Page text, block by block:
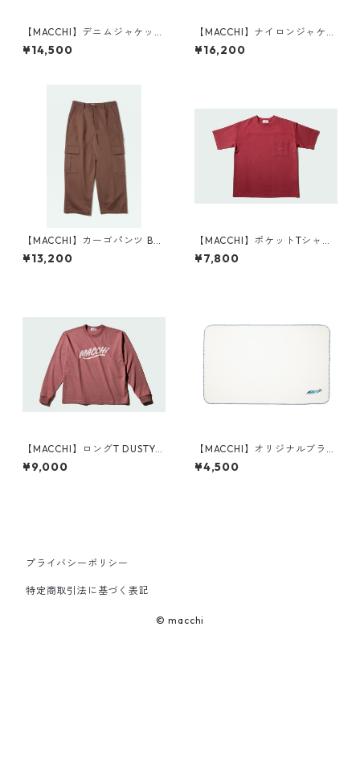
【MACCHI】デニムジャケット
INDIGO
¥14,500
【MACCHI】ナイロンジャケッ
ト BLACK
¥16,200
【MACCHI】カーゴパンツ BR
OWN
¥13,200
【MACCHI】ポケットTシャツ
BURGUNDY
¥7,800
【MACCHI】ロングT DUSTY P
INK
¥9,000
【MACCHI】オリジナルブラン
ケット WHITE
¥4,500
プライバシーポリシー
特定商取引法に基づく表記
© macchi